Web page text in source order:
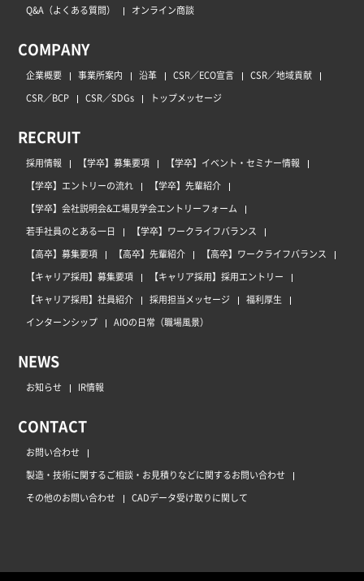
Q&A（よくある質問）
オンライン商談
COMPANY
企業概要 事業所案内 沿革 CSR／ECO宣言
CSR／地域貢献
CSR／BCP
CSR／SDGs トップメッセージ
RECRUIT
採用情報 【学卒】募集要項
【学卒】イベント・セミナー情報
【学卒】エントリーの流れ
【学卒】先輩紹介
【学卒】会社説明会&工場見学会エントリーフォーム
若手社員のとある一日
【学卒】ワークライフバランス
【高卒】募集要項
【高卒】先輩紹介
【高卒】ワークライフバランス
【キャリア採用】募集要項
【キャリア採用】採用エントリー
【キャリア採用】社員紹介
採用担当メッセージ
福利厚生
インターンシップ
AIOの日常（職場風景）
NEWS
お知らせ IR情報
CONTACT
お問い合わせ
製造・技術に関するご相談・お見積りなどに関するお問い合わせ
その他のお問い合わせ
CADデータ受け取りに関して